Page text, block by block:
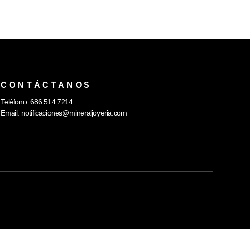
CONTÁCTANOS
Teléfono: 686 514 7214
Email: notificaciones@mineraljoyeria.com